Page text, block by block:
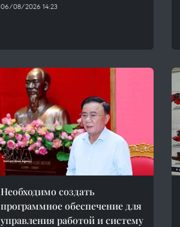
06/08/2026 14:23
Необходимо создать
программное обеспечение для
управления работой и систему